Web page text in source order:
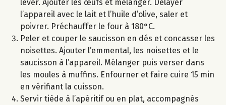
lever. Ajouter les œufs et mélanger. Délayer
l’appareil avec le lait et l’huile d’olive, saler et
poivrer. Préchauffer le four à 180°C.
Peler et couper le saucisson en dés et concasser les
noisettes. Ajouter l’emmental, les noisettes et le
saucisson à l’appareil. Mélanger puis verser dans
les moules à muffins. Enfourner et faire cuire 15 min
en vérifiant la cuisson.
Servir tiède à l’apéritif ou en plat, accompagnés